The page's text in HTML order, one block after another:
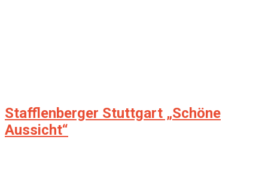
Stafflenberger Stuttgart „Schöne
Aussicht“